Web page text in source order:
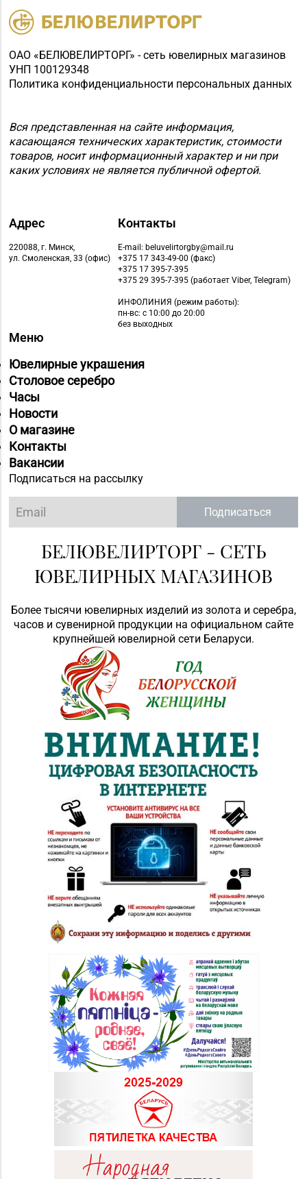
ОАО «БЕЛЮВЕЛИРТОРГ» - сеть ювелирных магазинов
УНП 100129348
Политика конфиденциальности персональных данных
Вся представленная на сайте информация,
касающаяся технических характеристик, стоимости
товаров, носит информационный характер и ни при
каких условиях не является публичной офертой.
Адрес
220088, г. Минск,
ул. Смоленская, 33 (офис)
Контакты
E-mail: beluvelirtorgby@mail.ru
+375 17 343-49-00 (факс)
+375 17 395-7-395
+375 29 395-7-395 (работает Viber, Telegram)
ИНФОЛИНИЯ (режим работы):
пн-вс: с 10:00 до 20:00
без выходных
Меню
Ювелирные украшения
Столовое серебро
Часы
Новости
О магазине
Контакты
Вакансии
Подписаться на рассылку
Подписаться
БЕЛЮВЕЛИРТОРГ - СЕТЬ
ЮВЕЛИРНЫХ МАГАЗИНОВ
Более тысячи ювелирных изделий из золота и серебра,
часов и сувенирной продукции на официальном сайте
крупнейшей ювелирной сети Беларуси.